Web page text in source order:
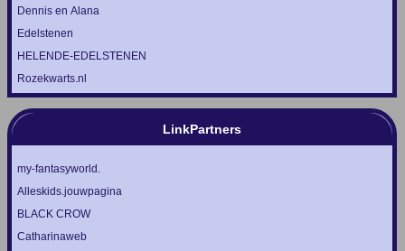
Dennis en Alana
Edelstenen
HELENDE-EDELSTENEN
Rozekwarts.nl
LinkPartners
my-fantasyworld.
Alleskids.jouwpagina
BLACK CROW
Catharinaweb